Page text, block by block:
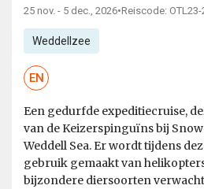
25 nov. - 5 dec., 2026•Reiscode: OTL23-
Weddellzee
EN
Een gedurfde expeditiecruise,
van de Keizerspinguïns bij
Weddell Sea. Er wordt tijdens
gebruik gemaakt van
bijzondere diersoorten verwacht